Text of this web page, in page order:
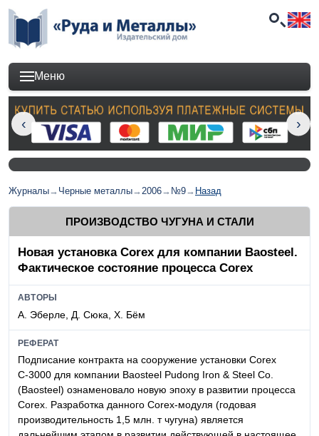
Меню
Журналы→ Черные металлы→2006→ №9→ Назад
ПРОИЗВОДСТВО ЧУГУНА И СТАЛИ
Новая установка Corex для компании Baosteel.
Фактическое состояние процесса Corex
АВТОРЫ
А. Эберле, Д. Сюка, Х. Бём
РЕФЕРАТ
Подписание контракта на сооружение установки Corex
С-3000 для компании Baosteel Pudong Iron & Steel Co.
(Baosteel) ознаменовало новую эпоху в развитии процесса
Corex. Разработка данного Corex-модуля (годовая
производительность 1,5 млн. т чугуна) является